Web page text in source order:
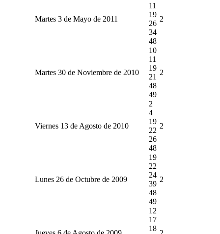
Martes 3 de Mayo de 2011
11
19
26
34
48
2
Martes 30 de Noviembre de 2010
10
11
19
21
48
49
2
Viernes 13 de Agosto de 2010
2
4
19
22
26
48
2
Lunes 26 de Octubre de 2009
19
22
24
39
48
49
2
12
17
18